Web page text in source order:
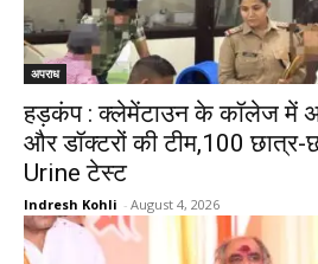
अपराध
हड़कंप : क्लेमेंटाउन के कॉलेज में
और डॉक्टरों की टीम,100 छात्र-
Urine टेस्ट
Indresh Kohli - August 4, 2026